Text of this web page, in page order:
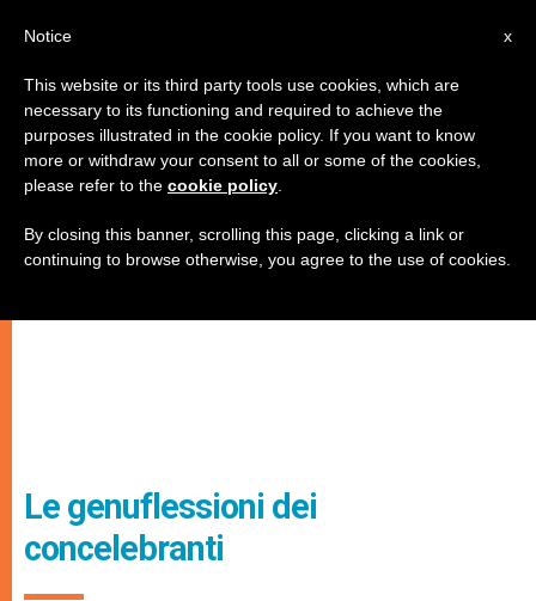
Le genuflessioni dei
concelebranti
x
Notice
This website or its third party tools use cookies, which are
necessary to its functioning and required to achieve the
purposes illustrated in the cookie policy. If you want to know
more or withdraw your consent to all or some of the cookies,
please refer to the cookie policy
By closing this banner, scrolling this page, clicking a link or
continuing to browse otherwise, you agree to the use of cookies.